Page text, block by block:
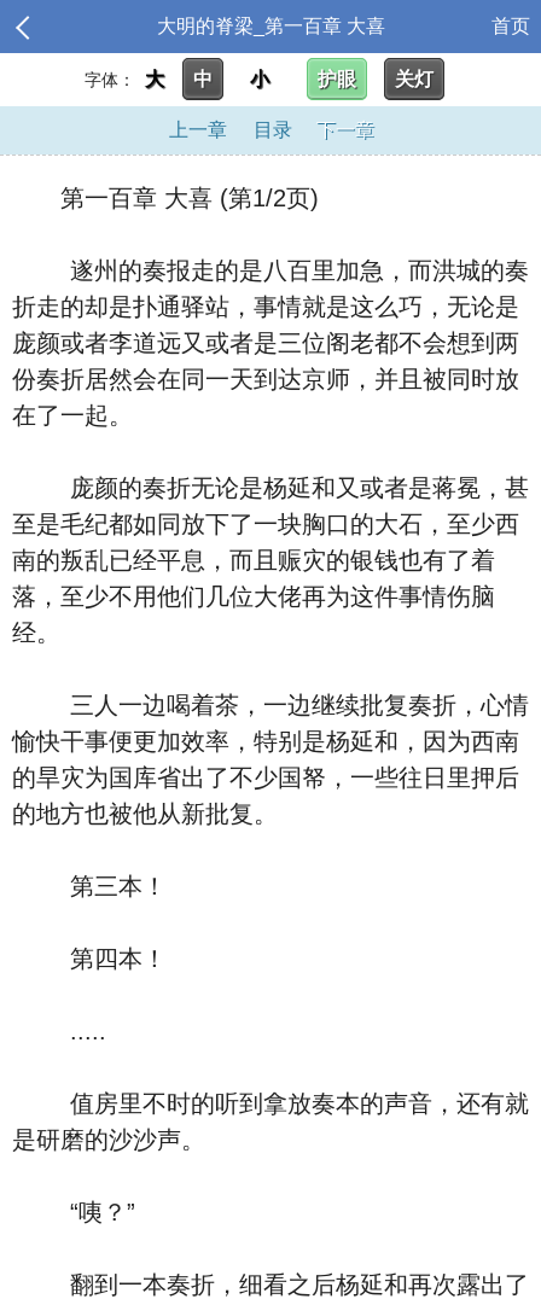
大明的脊梁_第一百章 大喜 首页
字体： 大 中 小 护眼 关灯
上一章 目录 下一章
第一百章 大喜 (第1/2页)
遂州的奏报走的是八百里加急，而洪城的奏
折走的却是扑通驿站，事情就是这么巧，无论是
庞颜或者李道远又或者是三位阁老都不会想到两
份奏折居然会在同一天到达京师，并且被同时放
在了一起。
庞颜的奏折无论是杨延和又或者是蒋冕，甚
至是毛纪都如同放下了一块胸口的大石，至少西
南的叛乱已经平息，而且赈灾的银钱也有了着
落，至少不用他们几位大佬再为这件事情伤脑
经。
三人一边喝着茶，一边继续批复奏折，心情
愉快干事便更加效率，特别是杨延和，因为西南
的旱灾为国库省出了不少国帑，一些往日里押后
的地方也被他从新批复。
第三本！
第四本！
.....
值房里不时的听到拿放奏本的声音，还有就
是研磨的沙沙声。
“咦？”
翻到一本奏折，细看之后杨延和再次露出了